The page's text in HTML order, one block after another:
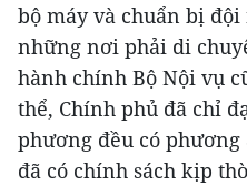
bộ máy và chuẩn bị
những nơi phải di
hành chính Bộ Nội vụ
thể, Chính phủ đã chỉ
phương đều có
đã có chính sách kịp